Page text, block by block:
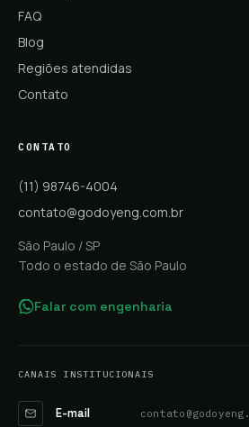
FAQ
Blog
Regiões atendidas
Contato
CONTATO
(11) 98746-4004
contato@godoyeng.com.br
São Paulo / SP
Todo o estado de São Paulo
Falar com engenharia
CANAIS INSTITUCIONAIS
E-mail